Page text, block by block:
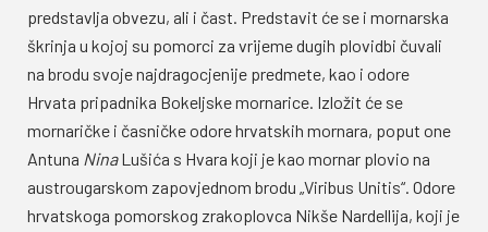
predstavlja obvezu, ali i čast. Predstavit će se i mornarska
škrinja u kojoj su pomorci za vrijeme dugih plovidbi čuvali
na brodu svoje najdragocjenije predmete, kao i odore
Hrvata pripadnika Bokeljske mornarice. Izložit će se
mornaričke i časničke odore hrvatskih mornara, poput one
Antuna NinaLušića s Hvara koji je kao mornar plovio na
austrougarskom zapovjednom brodu „Viribus Unitis“. Odore
hrvatskoga pomorskog zrakoplovca Nikše Nardellija, koji je